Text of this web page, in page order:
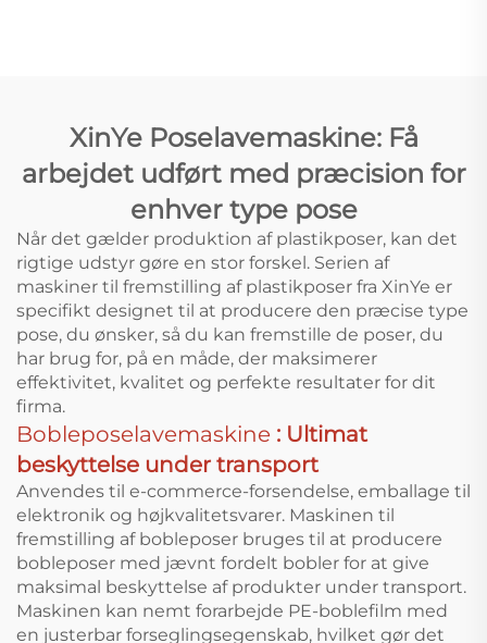
XinYe Poselavemaskine: Få
arbejdet udført med præcision for
enhver type pose
Når det gælder produktion af plastikposer, kan det
rigtige udstyr gøre en stor forskel. Serien af
maskiner til fremstilling af plastikposer fra XinYe er
specifikt designet til at producere den præcise type
pose, du ønsker, så du kan fremstille de poser, du
har brug for, på en måde, der maksimerer
effektivitet, kvalitet og perfekte resultater for dit
firma.
Bobleposelavemaskine : Ultimat
beskyttelse under transport
Anvendes til e-commerce-forsendelse, emballage til
elektronik og højkvalitetsvarer. Maskinen til
fremstilling af bobleposer bruges til at producere
bobleposer med jævnt fordelt bobler for at give
maksimal beskyttelse af produkter under transport.
Maskinen kan nemt forarbejde PE-boblefilm med
en justerbar forseglingsegenskab, hvilket gør det